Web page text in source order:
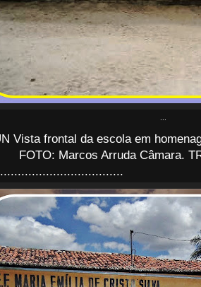
Vista frontal da escola em
FOTO: Marcos Arruda Câmara.